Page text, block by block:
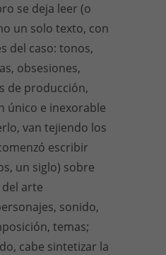
se deja leer (o
un solo texto, con
del caso: tonos,
obsesiones,
de producción,
único e inexorable
van tejiendo los
escribir
un siglo) sobre
arte
sonido,
temas;
cabe sintetizar la